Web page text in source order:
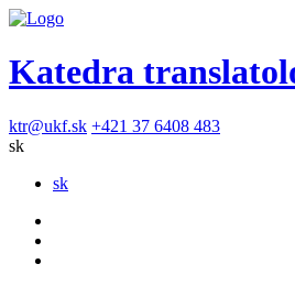
Katedra
ktr@ukf.sk +421 37 6408 483
sk
sk